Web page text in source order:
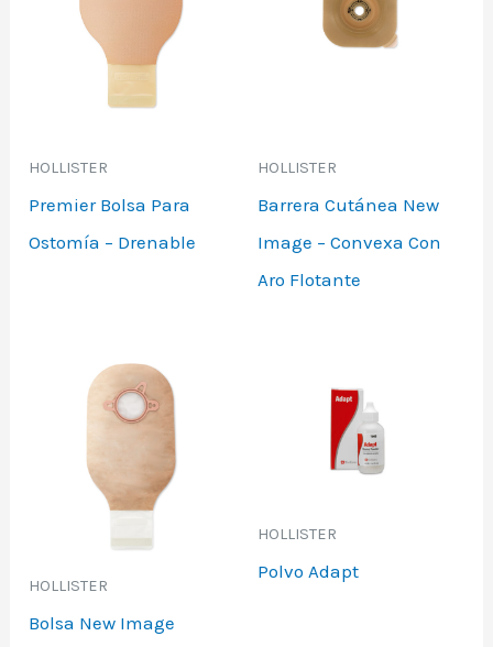
HOLLISTER
Premier Bolsa Para
Ostomía – Drenable
HOLLISTER
Barrera Cutánea New
Image – Convexa Con
Aro Flotante
HOLLISTER
Bolsa New Image
HOLLISTER
Polvo Adapt